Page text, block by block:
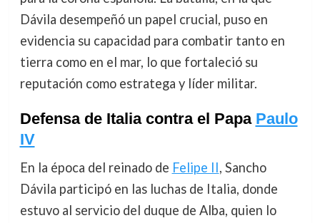
Dávila desempeñó un papel crucial, puso en
evidencia su capacidad para combatir tanto en
tierra como en el mar, lo que fortaleció su
reputación como estratega y líder militar.
Defensa de Italia contra el Papa Paulo
IV
En la época del reinado de Felipe II, Sancho
Dávila participó en las luchas de Italia, donde
estuvo al servicio del duque de Alba, quien lo